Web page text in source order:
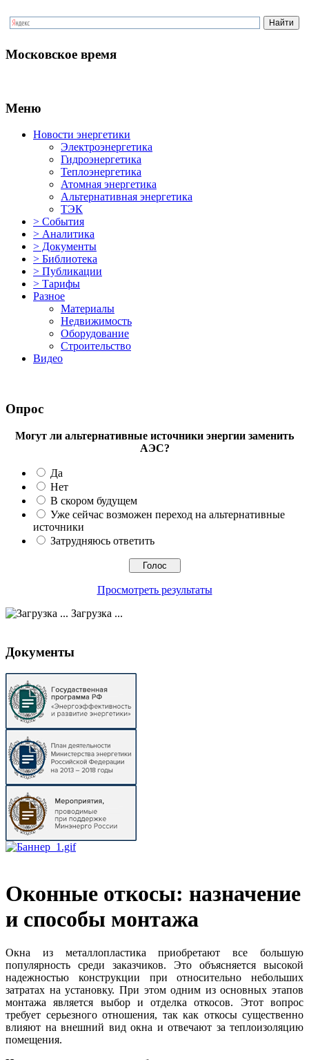
Московское время
Меню
Новости энергетики
Электроэнергетика
Гидроэнергетика
Теплоэнергетика
Атомная энергетика
Альтернативная энергетика
ТЭК
> События
> Аналитика
> Документы
> Библиотека
> Публикации
> Тарифы
Разное
Материалы
Недвижимость
Оборудование
Строительство
Видео
Опрос
Могут ли альтернативные источники энергии заменить
АЭС?
Да
Нет
В скором будущем
Уже сейчас возможен переход на альтернативные
источники
Затрудняюсь ответить
Просмотреть результаты
Загрузка ...
Документы
Оконные откосы: назначение
и способы монтажа
Окна из металлопластика приобретают все большую
популярность среди заказчиков. Это объясняется высокой
надежностью конструкции при относительно небольших
затратах на установку. При этом одним из основных этапов
монтажа является выбор и отделка откосов. Этот вопрос
требует серьезного отношения, так как откосы существенно
влияют на внешний вид окна и отвечают за теплоизоляцию
помещения.